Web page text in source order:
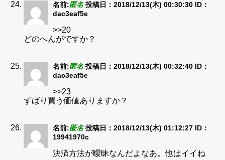
名前:匿名 投稿日：2018/12/13(木) 00:30:30 ID：
dac3eaf5e
>>20
どのへんがですか？
名前:匿名 投稿日：2018/12/13(木) 00:32:40 ID：
dac3eaf5e
>>23
ずばり買う価値ありますか？
名前:匿名 投稿日：2018/12/13(木) 01:12:27 ID：
19941970c
決済方法が曖昧なんだよなあ。他はイイね